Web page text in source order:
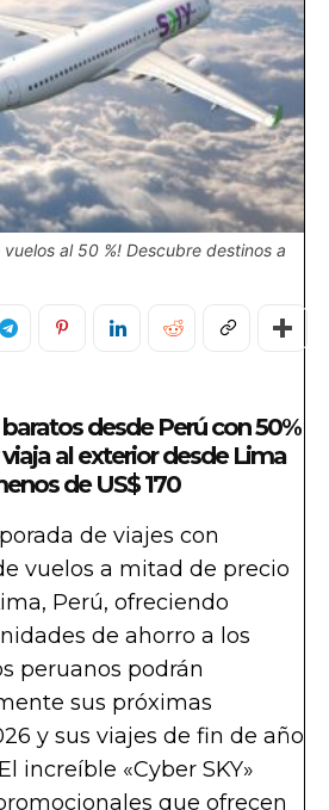
al 50 %! Descubre destinos a
desde Perú con 50%
al exterior desde Lima
de US$ 170
de viajes con
vuelos a mitad de precio
Perú, ofreciendo
de ahorro a los
peruanos podrán
sus próximas
y sus viajes de fin de año
increíble «Cyber SKY»
que ofrecen